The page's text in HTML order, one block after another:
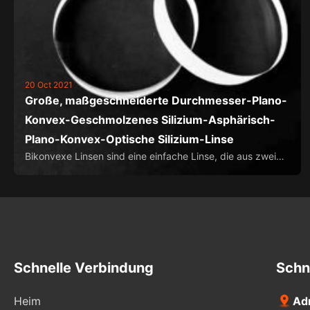
20 Oct 2021
Große, maßgeschneiderte Durchmesser-Plano-
Konvex-Geschmolzenes Silizium-Asphärisch-
Plano-Konvex-Optische Silizium-Linse
Bikonvexe Linsen sind eine einfache Linse, die aus zwei
Schnelle Verbindung
Heim